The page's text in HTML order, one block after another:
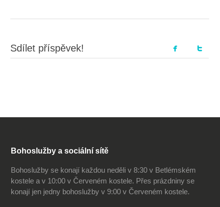
Sdílet příspěvek!
Bohoslužby a sociální sítě
Bohoslužby se konají každou neděli v 8:30 v Betlémském
kostele a v 10:00 v Červeném kostele. Přes prázdniny se
konají jen jedny bohoslužby v 9:00 v Červeném kostele.